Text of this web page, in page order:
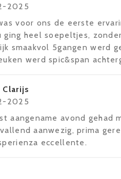
2025
voor ons de eerste
ging heel soepeltjes,
smaakvol 5gangen werd
werd spic&span
Clarijs
2025
aangename avond gehad
aanwezig, prima
eccellente.